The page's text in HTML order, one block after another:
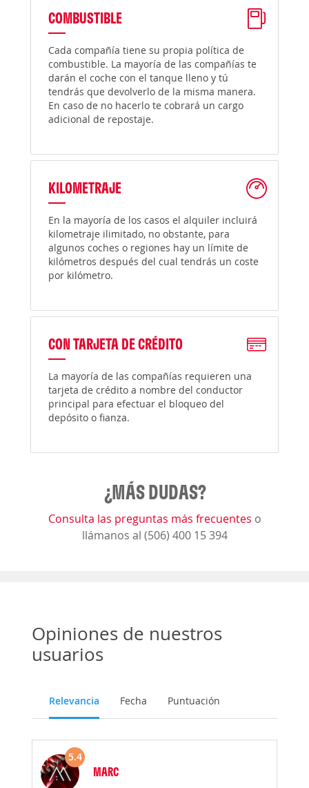
COMBUSTIBLE
Cada compañía tiene su propia política de
combustible. La mayoría de las compañías te
darán el coche con el tanque lleno y tú
tendrás que devolverlo de la misma manera.
En caso de no hacerlo te cobrará un cargo
adicional de repostaje.
KILOMETRAJE
En la mayoría de los casos el alquiler incluirá
kilometraje ilimitado, no obstante, para
algunos coches o regiones hay un límite de
kilómetros después del cual tendrás un coste
por kilómetro.
CON TARJETA DE CRÉDITO
La mayoría de las compañías requieren una
tarjeta de crédito a nombre del conductor
principal para efectuar el bloqueo del
depósito o fianza.
¿MÁS DUDAS?
Consulta las preguntas más frecuentes o
llámanos al (506) 400 15 394
Opiniones de nuestros
usuarios
Relevancia Fecha Puntuación
5.4
MARC